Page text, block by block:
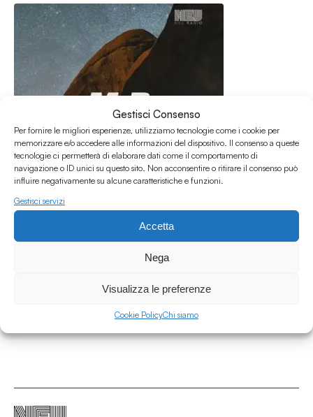
Gestisci Consenso
Per fornire le migliori esperienze, utilizziamo tecnologie come i cookie per
memorizzare e/o accedere alle informazioni del dispositivo. Il consenso a queste
tecnologie ci permetterà di elaborare dati come il comportamento di
navigazione o ID unici su questo sito. Non acconsentire o ritirare il consenso può
influire negativamente su alcune caratteristiche e funzioni.
Gestisci servizi
Accetta
Nega
Visualizza le preferenze
Cookie PolicyChi siamo
M:R — 2526 — 91